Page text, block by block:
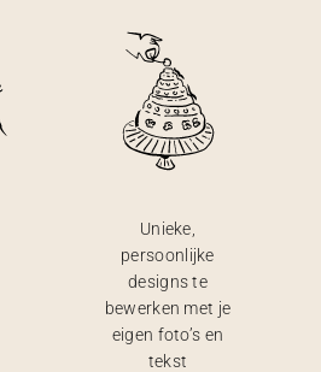
Unieke,
persoonlijke
designs te
bewerken met je
eigen foto’s en
tekst